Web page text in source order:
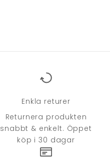
Enkla returer
Returnera produkten
snabbt & enkelt. Öppet
köp i 30 dagar